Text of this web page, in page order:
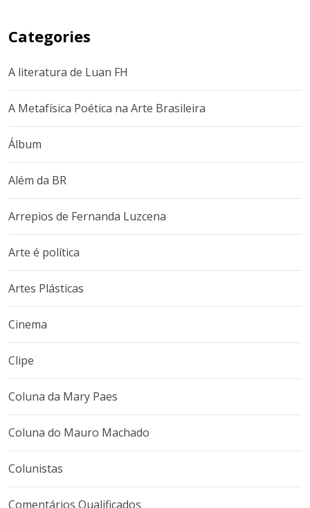
Categories
A literatura de Luan FH
A Metafísica Poética na Arte Brasileira
Álbum
Além da BR
Arrepios de Fernanda Luzcena
Arte é política
Artes Plásticas
Cinema
Clipe
Coluna da Mary Paes
Coluna do Mauro Machado
Colunistas
Comentários Qualificados